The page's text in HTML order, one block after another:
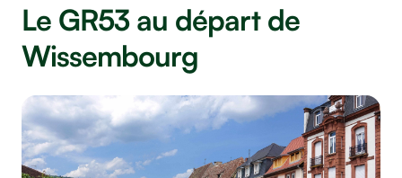
Le GR53 au départ de
Wissembourg